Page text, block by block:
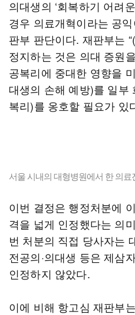
의대생의 ‘회복하기 어려
경우 의료개혁이라는 공
판부 판단이다. 재판부는
정지하는 것은 의대 증원
공복리에 중대한 영향을
대생의 손해 예방)를 일부
복리)를 옹호할 필요가 있
서울 시내의 대형병원에서 한 의
이번 결정은 행정처분에
격을 넓게 인정했다는 의
번 처분의 직접 당사자는
전공의·의대생 등은 제삼
인정하지 않았다.
이에 비해 항고심 재판부